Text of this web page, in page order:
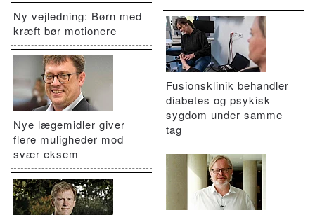
Ny vejledning: Børn med
kræft bør motionere
Nye lægemidler giver
flere muligheder mod
svær eksem
Fusionsklinik behandler
diabetes og psykisk
sygdom under samme
tag